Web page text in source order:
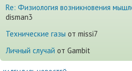
Re: Физиология возникновения
disman3
Технические газы от missi7
Личный случай от Gambit